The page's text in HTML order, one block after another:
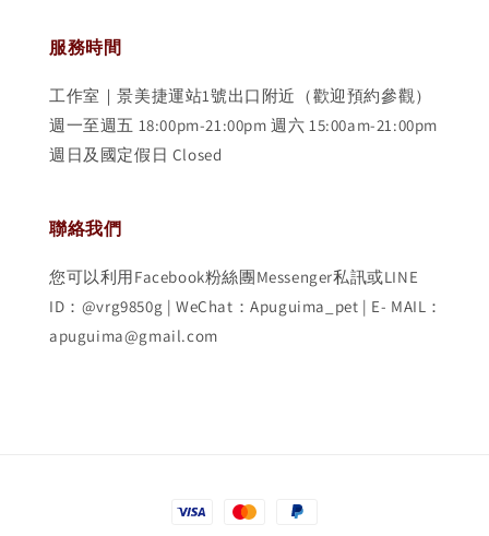
服務時間
工作室｜景美捷運站1號出口附近（歡迎預約參觀）
週一至週五 18:00pm-21:00pm 週六 15:00am-21:00pm
週日及國定假日 Closed
聯絡我們
您可以利用Facebook粉絲團Messenger私訊或LINE
ID：@vrg9850g | WeChat：Apuguima_pet | E- MAIL：
apuguima@gmail.com